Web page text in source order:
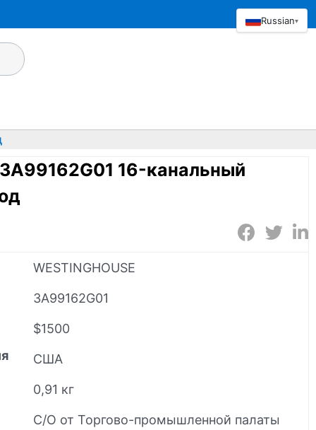
3A99162G01 16-канальный
WESTINGHOUSE
3A99162G01
$1500
США
0,91 кг
C/O от Торгово-промышленной палаты
Russian▾